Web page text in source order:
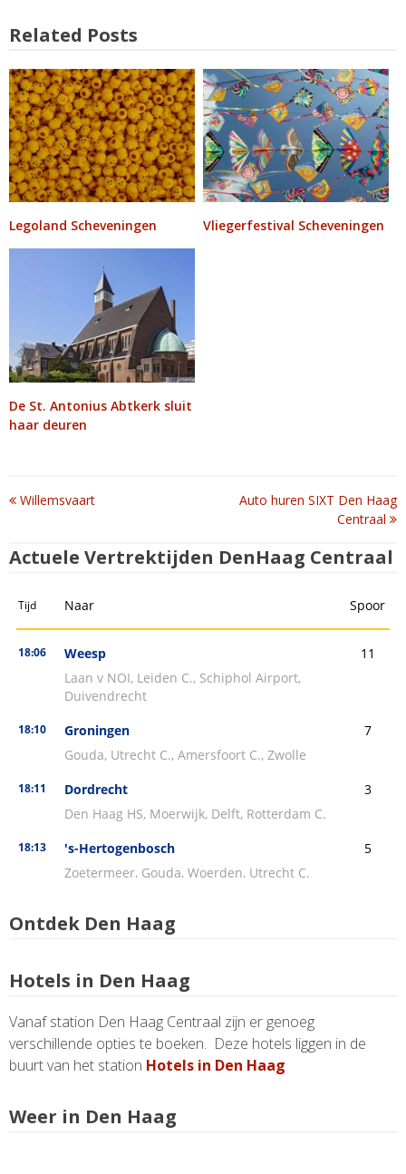
Related Posts
Legoland Scheveningen Vliegerfestival Scheveningen
De St. Antonius Abtkerk sluit
haar deuren
Post
Willemsvaart
Auto huren SIXT Den Haag
Centraal
Actuele Vertrektijden DenHaag Centraal
Ontdek Den Haag
Hotels in Den Haag
Vanaf station Den Haag Centraal zijn er genoeg
verschillende opties te boeken. Deze hotels liggen in de
buurt van het station Hotels in Den Haag
Weer in Den Haag